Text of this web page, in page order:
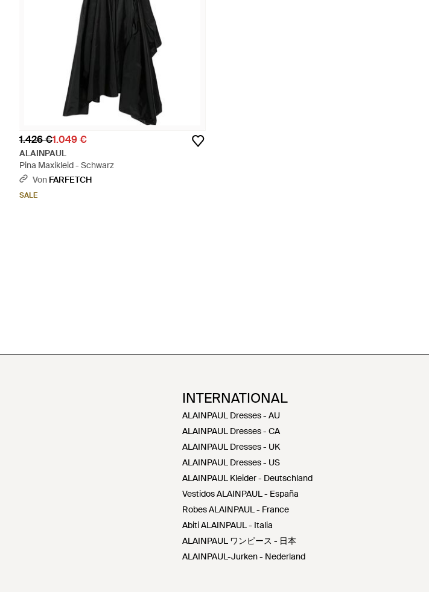
1.426 €1.049 €
ALAINPAUL
Pina Maxikleid - Schwarz
Von FARFETCH
SALE
INTERNATIONAL
ALAINPAUL Dresses - AU
ALAINPAUL Dresses - CA
ALAINPAUL Dresses - UK
ALAINPAUL Dresses - US
ALAINPAUL Kleider - Deutschland
Vestidos ALAINPAUL - España
Robes ALAINPAUL - France
Abiti ALAINPAUL - Italia
ALAINPAUL ワンピース - 日本
ALAINPAUL-Jurken - Nederland